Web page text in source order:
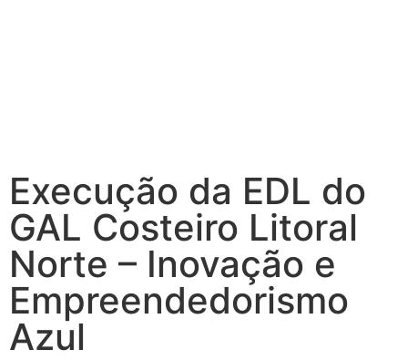
Execução da EDL do
GAL Costeiro Litoral
Norte – Inovação e
Empreendedorismo
Azul